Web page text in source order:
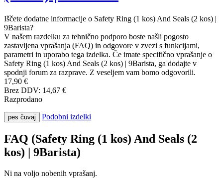
Iščete dodatne informacije o Safety Ring (1 kos) And Seals (2 kos) |
9Barista?
V našem razdelku za tehnično podporo boste našli pogosto
zastavljena vprašanja (FAQ) in odgovore v zvezi s funkcijami,
parametri in uporabo tega izdelka. Če imate specifično vprašanje o
Safety Ring (1 kos) And Seals (2 kos) | 9Barista, ga dodajte v
spodnji forum za razprave. Z veseljem vam bomo odgovorili.
17,90 €
Brez DDV: 14,67 €
Razprodano
pes čuvaj Podobni izdelki
FAQ (Safety Ring (1 kos) And Seals (2
kos) | 9Barista)
Ni na voljo nobenih vprašanj.